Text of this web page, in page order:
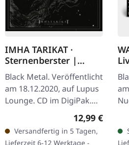
IMHA TARIKAT ·
Sternenberster |
DIGIPAK CD
Black Metal. Veröffentlicht
am 18.12.2020, auf Lupus
Lounge. CD im DigiPak.
"Sternenberster," das
zweite Werk von Imha
Tarikat, ist eine
Regulärer
12,99 €
Versandfertig in 5 Tagen,
Lieferzeit 6-12 Werktage -